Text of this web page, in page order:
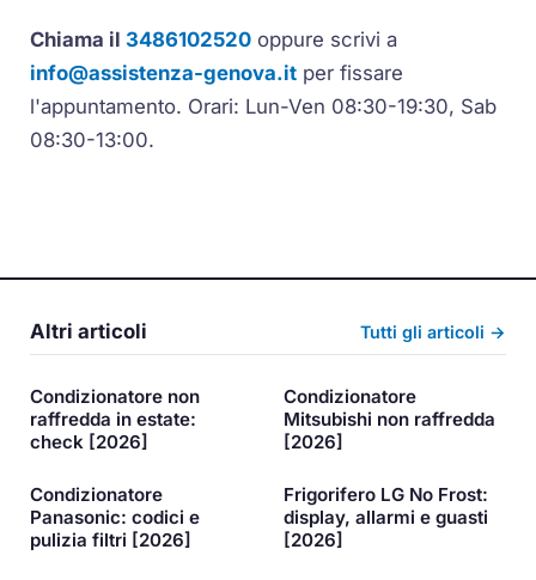
Chiama il 3486102520 oppure scrivi a
info@assistenza-genova.it per fissare
l'appuntamento. Orari: Lun-Ven 08:30-19:30, Sab
08:30-13:00.
Altri articoli Tutti gli articoli →
Condizionatore non
raffredda in estate:
check [2026]
Condizionatore
Mitsubishi non raffredda
[2026]
Condizionatore
Panasonic: codici e
pulizia filtri [2026]
Frigorifero LG No Frost:
display, allarmi e guasti
[2026]